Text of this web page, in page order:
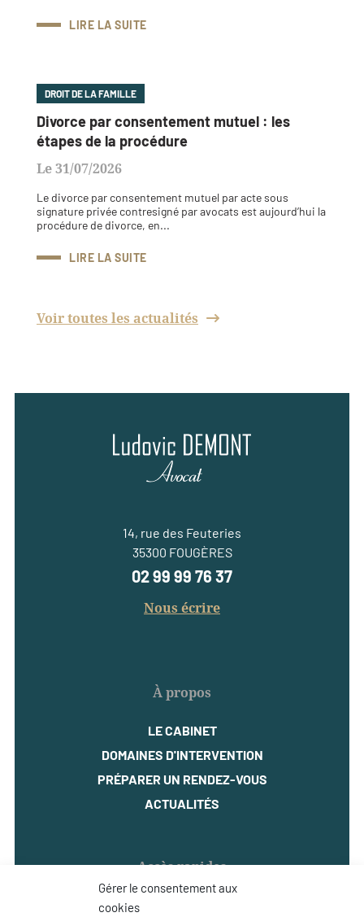
Gérer le consentement aux
cookies
LIRE LA SUITE
DROIT DE LA FAMILLE
Divorce par consentement mutuel : les
étapes de la procédure
Le 31/07/2026
Le divorce par consentement mutuel par acte sous
signature privée contresigné par avocats est aujourd’hui la
procédure de divorce, en...
LIRE LA SUITE
Voir toutes les actualités
14, rue des Feuteries
35300 FOUGÈRES
02 99 99 76 37
Nous écrire
À propos
LE CABINET
DOMAINES D'INTERVENTION
PRÉPARER UN RENDEZ-VOUS
ACTUALITÉS
Accès rapides
MENTIONS LÉGALES